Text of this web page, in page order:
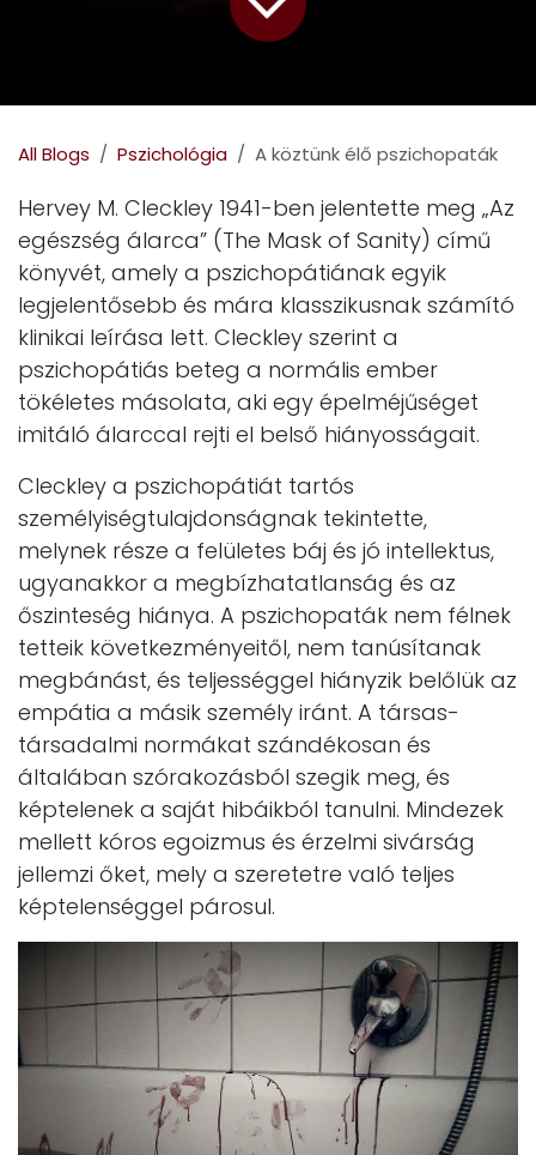
All Blogs Pszichológia A köztünk élő pszichopaták
Hervey M. Cleckley 1941-ben jelentette meg „Az
egészség álarca” (The Mask of Sanity) című
könyvét, amely a pszichopátiának egyik
legjelentősebb és mára klasszikusnak számító
klinikai leírása lett. Cleckley szerint a
pszichopátiás beteg a normális ember
tökéletes másolata, aki egy épelméjűséget
imitáló álarccal rejti el belső hiányosságait.
Cleckley a pszichopátiát tartós
személyiségtulajdonságnak tekintette,
melynek része a felületes báj és jó intellektus,
ugyanakkor a megbízhatatlanság és az
őszinteség hiánya. A pszichopaták nem félnek
tetteik következményeitől, nem tanúsítanak
megbánást, és teljességgel hiányzik belőlük az
empátia a másik személy iránt. A társas-
társadalmi normákat szándékosan és
általában szórakozásból szegik meg, és
képtelenek a saját hibáikból tanulni. Mindezek
mellett kóros egoizmus és érzelmi sivárság
jellemzi őket, mely a szeretetre való teljes
képtelenséggel párosul.